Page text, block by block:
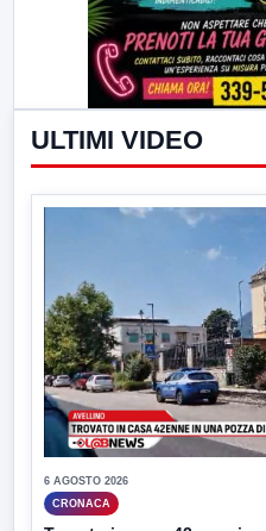
ULTIMI VIDEO
6 AGOSTO 2026
CRONACA